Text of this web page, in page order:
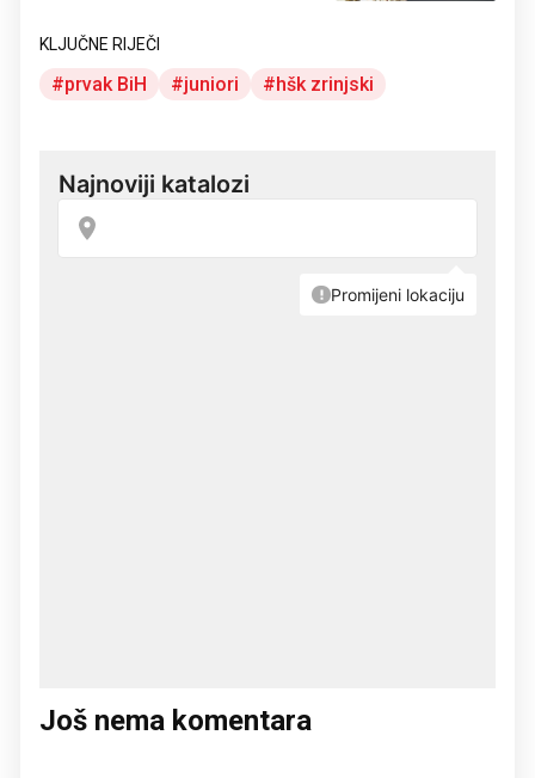
KLJUČNE RIJEČI
prvak BiH juniori hšk zrinjski
Još nema komentara